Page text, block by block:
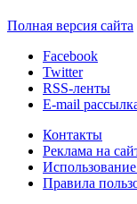
Полная версия сайта
Facebook
Twitter
RSS-ленты
E-mail
Контакты
Реклама на
Правила